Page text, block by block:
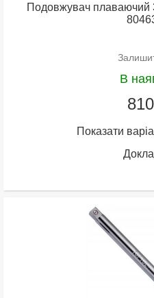
Подовжувач плаваючий
В
810
Показати